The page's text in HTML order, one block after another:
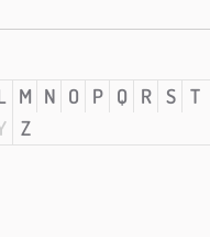
M N O P Q R S
T
Z